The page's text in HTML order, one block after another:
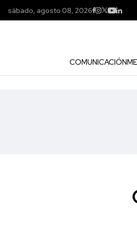
sábado, agosto 08, 2026
COMUNICACIÓN